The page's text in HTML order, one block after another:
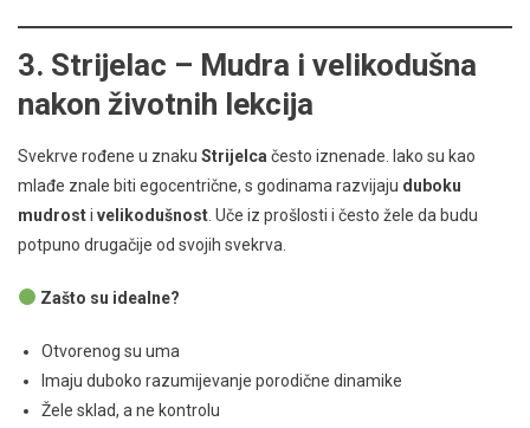
3. Strijelac – Mudra i velikodušna
nakon životnih lekcija
Svekrve rođene u znaku Strijelca često iznenade. Iako su kao
mlađe znale biti egocentrične, s godinama razvijaju duboku
mudrosti velikodušnost . Uče iz prošlosti i često žele da budu
potpuno drugačije od svojih svekrva.
Zašto su idealne?
Otvorenog su uma
Imaju duboko razumijevanje porodične dinamike
Žele sklad, a ne kontrolu